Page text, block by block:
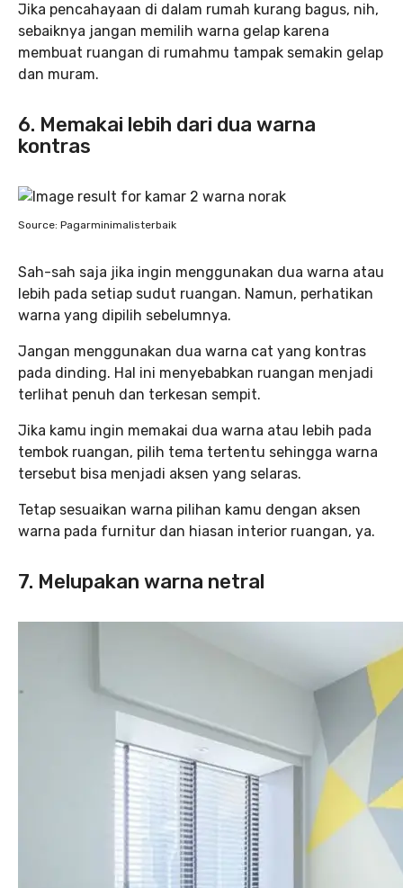
Jika pencahayaan di dalam rumah kurang bagus, nih,
sebaiknya jangan memilih warna gelap karena
membuat ruangan di rumahmu tampak semakin gelap
dan muram.
6. Memakai lebih dari dua warna
kontras
Source: Pagarminimalisterbaik
Sah-sah saja jika ingin menggunakan dua warna atau
lebih pada setiap sudut ruangan. Namun, perhatikan
warna yang dipilih sebelumnya.
Jangan menggunakan dua warna cat yang kontras
pada dinding. Hal ini menyebabkan ruangan menjadi
terlihat penuh dan terkesan sempit.
Jika kamu ingin memakai dua warna atau lebih pada
tembok ruangan, pilih tema tertentu sehingga warna
tersebut bisa menjadi aksen yang selaras.
Tetap sesuaikan warna pilihan kamu dengan aksen
warna pada furnitur dan hiasan interior ruangan, ya.
7. Melupakan warna netral